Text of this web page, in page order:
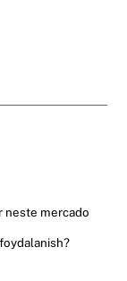
neste mercado